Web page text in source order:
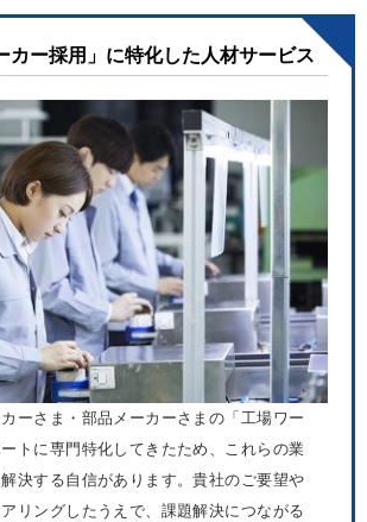
カー採用」に特化した人材サービス
ーさま・部品メーカーさまの「工場ワー
トに専門特化してきたため、これらの業
決する自信があります。貴社のご要望や
リングしたうえで、課題解決につながる